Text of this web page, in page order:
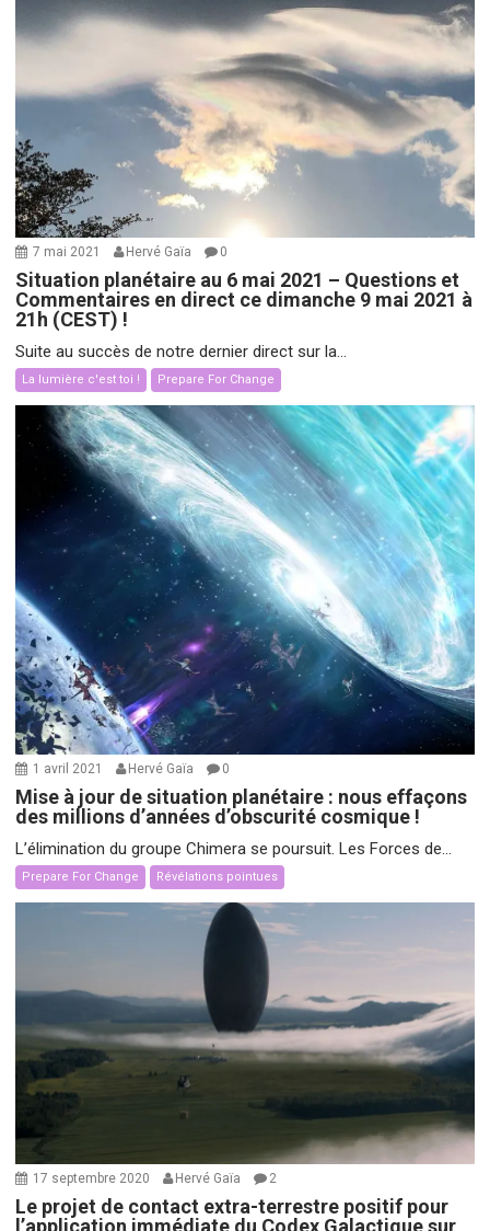
7 mai 2021 Hervé Gaïa 0
Situation planétaire au 6 mai 2021 – Questions et
Commentaires en direct ce dimanche 9 mai 2021 à
21h (CEST) !
Suite au succès de notre dernier direct sur la...
La lumière c'est toi ! Prepare For Change
1 avril 2021 Hervé Gaïa 0
Mise à jour de situation planétaire : nous effaçons
des millions d’années d’obscurité cosmique !
L’élimination du groupe Chimera se poursuit. Les Forces de...
Prepare For Change Révélations pointues
17 septembre 2020 Hervé Gaïa 2
Le projet de contact extra-terrestre positif pour
l’application immédiate du Codex Galactique sur